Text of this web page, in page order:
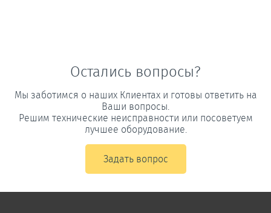
Остались вопросы?
Мы заботимся о наших Клиентах и готовы ответить на
Ваши вопросы.
Решим технические неисправности или посоветуем
лучшее оборудование.
Задать вопрос